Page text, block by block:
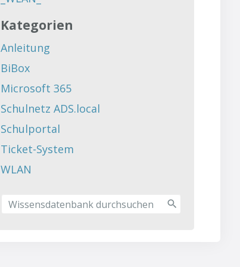
Kategorien
Anleitung
BiBox
Microsoft 365
Schulnetz ADS.local
Schulportal
Ticket-System
WLAN